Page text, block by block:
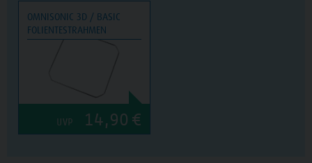
OMNISONIC 3D / BASIC
FOLIENTESTRAHMEN
UVP 14,90 €